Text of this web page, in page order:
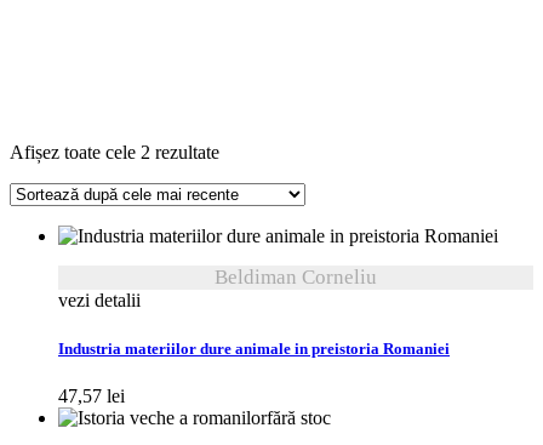
Afișez toate cele 2 rezultateSortat
cele
recente
Beldiman Corneliu
vezi detalii
Industria materiilor dure animale in preistoria Romaniei
47,57 lei
fără stoc